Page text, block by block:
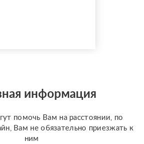
колодах Таро и
рунах.
информация
помочь Вам на расстоянии, по
Вам не обязательно приезжать к
ним